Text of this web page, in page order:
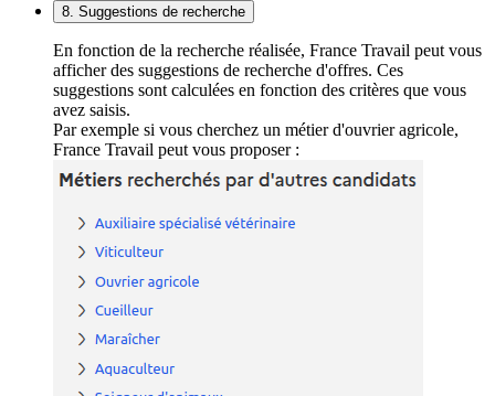
8. Suggestions de recherche
En fonction de la recherche réalisée, France Travail peut vous
afficher des suggestions de recherche d'offres. Ces
suggestions sont calculées en fonction des critères que vous
avez saisis.
Par exemple si vous cherchez un métier d'ouvrier agricole,
France Travail peut vous proposer :